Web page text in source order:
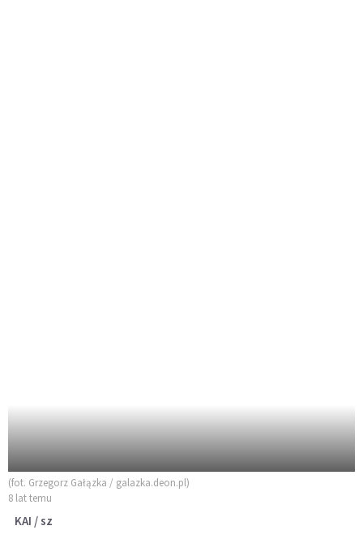
(fot. Grzegorz Gałązka / galazka.deon.pl)
8 lat temu
KAI / sz